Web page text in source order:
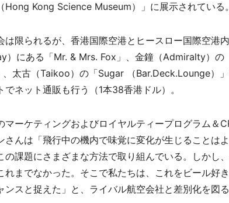
Hong Kong Science Museum）」に展示されている。
限られるが、香港国際空港とヒースロー国際空港
）にある「Mr. & Mrs. Fox」、金鐘（Admiralty）の
太古（Taikoo）の「Sugar （Bar.Deck.Lounge）」
ネット通販も行う（1本38香港ドル）。
ーケティングおよびロイヤルティープログラム＆
さんは「飛行中の機内で味覚に変化が生じることは
の課題にさまざまな方法で取り組んでいる。しかし
れまでなかった。そこで私たちは、これをビール好
スと捉えた」と、ライバル航空会社と差別化を図